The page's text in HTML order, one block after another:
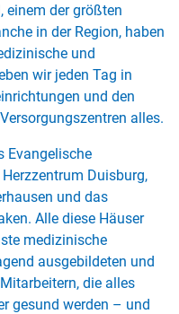
einem der größten
in der Region, haben
und
wir jeden Tag in
und den
alles.
Evangelische
Duisburg,
und das
Alle diese Häuser
medizinische
ausgebildeten und
die alles
gesund werden – und